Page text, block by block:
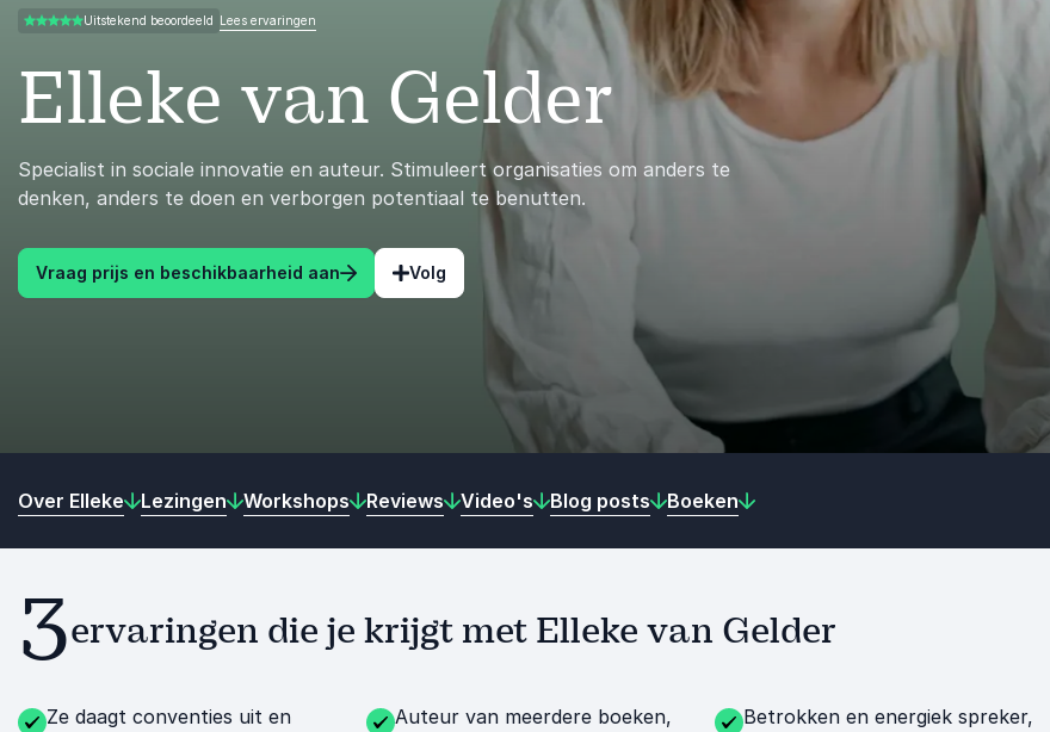
Elleke van Gelder
Specialist in sociale innovatie en auteur. Stimuleert organisaties om anders te
denken, anders te doen en verborgen potentiaal te benutten.
Vraag prijs en beschikbaarheid aan Volg
5.00 van 5Uitstekend beoordeeld Lees ervaringen
Over Elleke Lezingen Workshops Reviews Video's Blog posts Boeken
3ervaringen die je krijgt met Elleke van Gelder
Ze daagt conventies uit en
Auteur van meerdere boeken,
Betrokken en energiek spreker,